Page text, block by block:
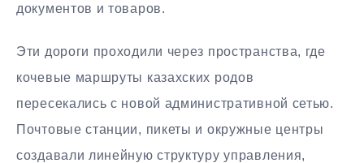
документов и товаров.
Эти дороги проходили через пространства, где
кочевые маршруты казахских родов
пересекались с новой административной сетью.
Почтовые станции, пикеты и окружные центры
создавали линейную структуру управления,